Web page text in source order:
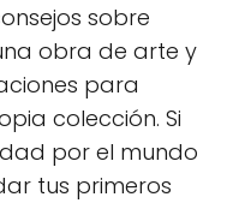
sobre
obra de arte y
para
colección. Si
por el mundo
tus primeros